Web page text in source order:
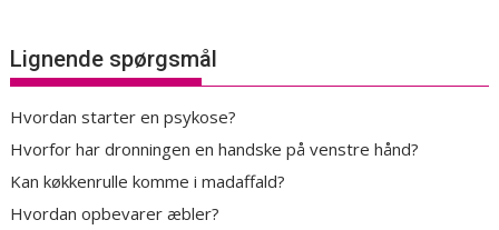
Lignende spørgsmål
Hvordan starter en psykose?
Hvorfor har dronningen en handske på venstre hånd?
Kan køkkenrulle komme i madaffald?
Hvordan opbevarer æbler?